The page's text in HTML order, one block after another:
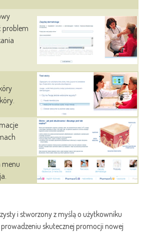
problem
i stworzony z myślą o użytkowniku
skutecznej promocji nowej